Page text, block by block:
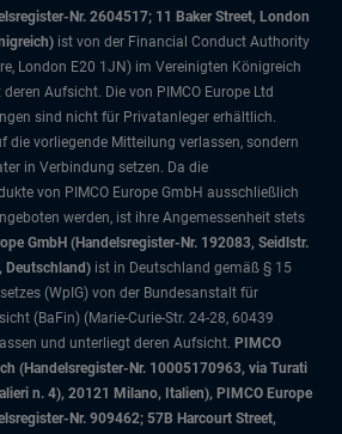
Nr. 2604517; 11 Baker Street, London
ist von der Financial Conduct Authority
London E20 1JN) im Vereinigten Königreich
Aufsicht. Die von PIMCO Europe Ltd
sind nicht für Privatanleger erhältlich.
die vorliegende Mitteilung verlassen, sondern
in Verbindung setzen. Da die
von PIMCO Europe GmbH ausschließlich
werden, ist ihre Angemessenheit stets
GmbH (Handelsregister-Nr. 192083, Seidlstr.
Deutschland) ist in Deutschland gemäß § 15
(WpIG) von der Bundesanstalt für
(BaFin) (Marie-Curie-Str. 24-28, 60439
und unterliegt deren Aufsicht. PIMCO
(Handelsregister-Nr. 10005170963, via Turati
n. 4), 20121 Milano, Italien), PIMCO Europe
Nr. 909462; 57B Harcourt Street,